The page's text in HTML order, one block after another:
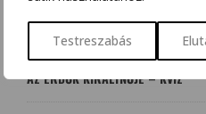
Testreszabás
AZ ERDŐK KIRÁLYNŐJE – KVÍZ